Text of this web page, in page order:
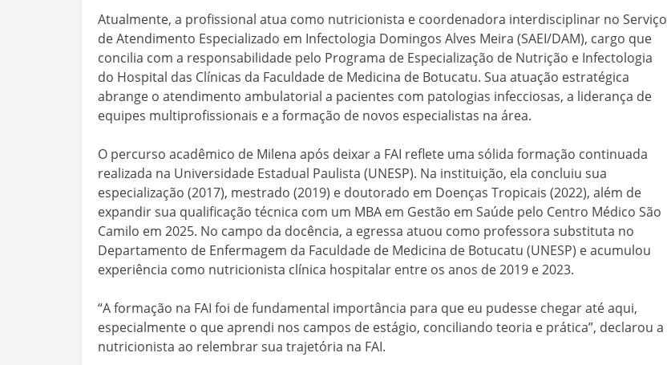
Atualmente, a profissional atua como nutricionista e coordenadora interdisciplinar no Serviço
de Atendimento Especializado em Infectologia Domingos Alves Meira (SAEI/DAM), cargo que
concilia com a responsabilidade pelo Programa de Especialização de Nutrição e Infectologia
do Hospital das Clínicas da Faculdade de Medicina de Botucatu. Sua atuação estratégica
abrange o atendimento ambulatorial a pacientes com patologias infecciosas, a liderança de
equipes multiprofissionais e a formação de novos especialistas na área.
O percurso acadêmico de Milena após deixar a FAI reflete uma sólida formação continuada
realizada na Universidade Estadual Paulista (UNESP). Na instituição, ela concluiu sua
especialização (2017), mestrado (2019) e doutorado em Doenças Tropicais (2022), além de
expandir sua qualificação técnica com um MBA em Gestão em Saúde pelo Centro Médico São
Camilo em 2025. No campo da docência, a egressa atuou como professora substituta no
Departamento de Enfermagem da Faculdade de Medicina de Botucatu (UNESP) e acumulou
experiência como nutricionista clínica hospitalar entre os anos de 2019 e 2023.
“A formação na FAI foi de fundamental importância para que eu pudesse chegar até aqui,
especialmente o que aprendi nos campos de estágio, conciliando teoria e prática”, declarou a
nutricionista ao relembrar sua trajetória na FAI.